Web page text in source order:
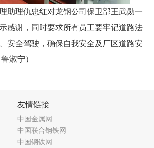
助理仇忠红对龙钢公司保卫部王武勋一
感谢，同时要求所有员工要牢记道路法
安全驾驶，确保自我安全及厂区道路安
淑宁）
友情链接
中国金属网
中国联合钢铁网
中国钢铁网